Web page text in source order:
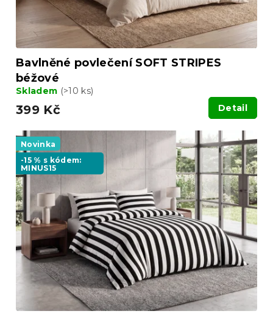
Bavlněné povlečení SOFT STRIPES
béžové
Skladem (>10 ks)
399 Kč Detail
Novinka
-15 % s kódem:
MINUS15